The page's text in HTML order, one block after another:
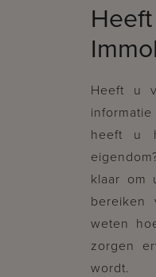
Heeft u
heeft u
klaar om
bereiken
weten
zorgen
wordt.